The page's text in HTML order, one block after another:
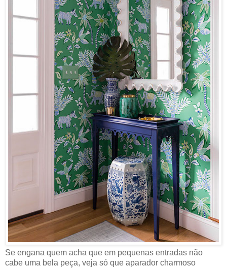
Se engana quem acha que em pequenas entradas não
cabe uma bela peça, veja só que aparador charmoso